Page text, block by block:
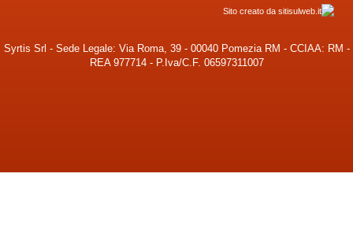
Sito creato da sitisulweb.it
Syrtis Srl - Sede Legale: Via Roma, 39 - 00040 Pomezia RM - CCIAA: RM -
REA 977714 - P.Iva/C.F. 06597311007